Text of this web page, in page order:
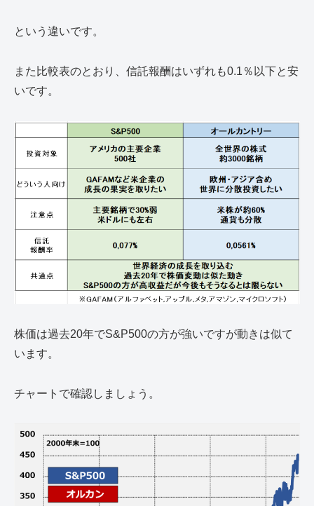
という違いです。
また比較表のとおり、信託報酬はいずれも0.1％以下と安
いです。
株価は過去20年でS&P500の方が強いですが動きは似て
います。
チャートで確認しましょう。